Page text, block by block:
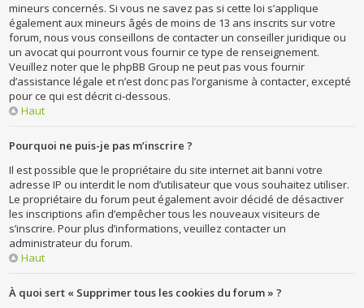
mineurs concernés. Si vous ne savez pas si cette loi s’applique
également aux mineurs âgés de moins de 13 ans inscrits sur votre
forum, nous vous conseillons de contacter un conseiller juridique ou
un avocat qui pourront vous fournir ce type de renseignement.
Veuillez noter que le phpBB Group ne peut pas vous fournir
d’assistance légale et n’est donc pas l’organisme à contacter, excepté
pour ce qui est décrit ci-dessous.
Haut
Pourquoi ne puis-je pas m’inscrire ?
Il est possible que le propriétaire du site internet ait banni votre
adresse IP ou interdit le nom d’utilisateur que vous souhaitez utiliser.
Le propriétaire du forum peut également avoir décidé de désactiver
les inscriptions afin d’empêcher tous les nouveaux visiteurs de
s’inscrire. Pour plus d’informations, veuillez contacter un
administrateur du forum.
Haut
À quoi sert « Supprimer tous les cookies du forum » ?